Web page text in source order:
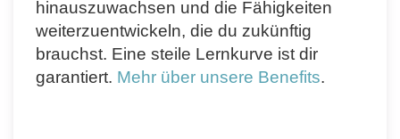
hinauszuwachsen und die Fähigkeiten
weiterzuentwickeln, die du zukünftig
brauchst. Eine steile Lernkurve ist dir
garantiert. Mehr über unsere Benefits.